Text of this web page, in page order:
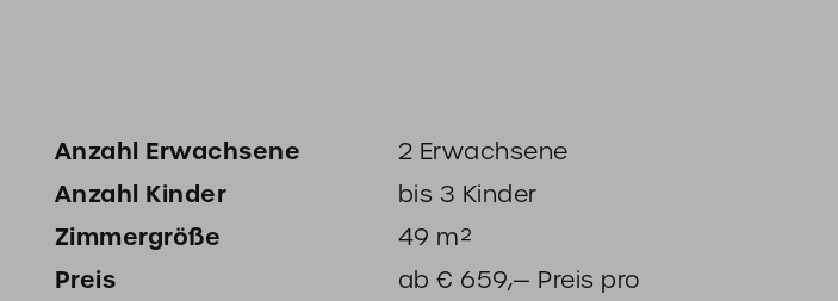
Anzahl Erwachsene 2 Erwachsene
Anzahl Kinder bis 3 Kinder
Zimmergröße 49 m²
Preis ab€ 659,— Preis pro